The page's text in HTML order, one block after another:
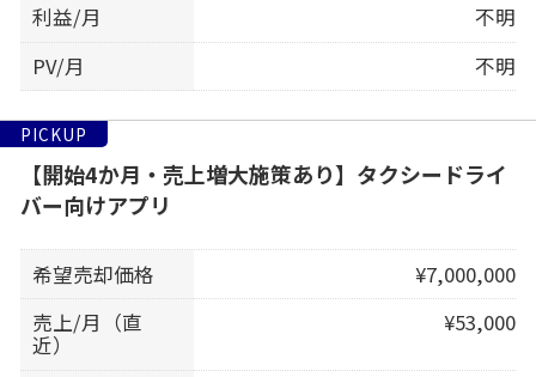
利益/月
不明
PV/月
不明
PICKUP
【開始4か月・売上増大施策あり】タクシードライ
バー向けアプリ
希望売却価格
¥7,000,000
売上/月（直
近）
¥53,000